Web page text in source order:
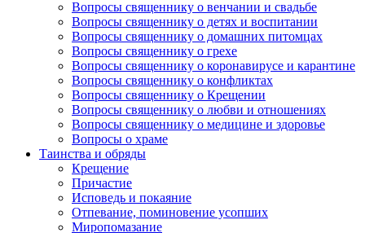
Вопросы священнику о венчании и свадьбе
Вопросы священнику о детях и воспитании
Вопросы священнику о домашних питомцах
Вопросы священнику о грехе
Вопросы священнику о коронавирусе и карантине
Вопросы священнику о конфликтах
Вопросы священнику о Крещении
Вопросы священнику о любви и отношениях
Вопросы священнику о медицине и здоровье
Вопросы о храме
Таинства и обряды
Крещение
Причастие
Исповедь и покаяние
Отпевание, поминовение усопших
Миропомазание